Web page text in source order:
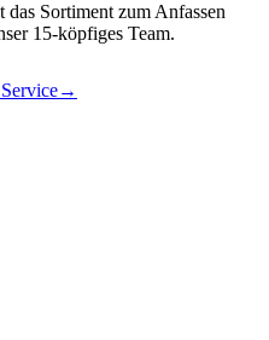
Sortiment zum Anfassen
15-köpfiges Team.
→